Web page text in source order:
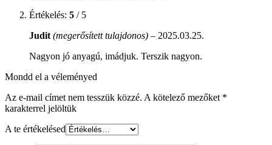
Értékelés: 5 / 5
Judit (megerősített tulajdonos) – 2025.03.25.
Nagyon jó anyagú, imádjuk. Terszik nagyon.
Mondd el a véleményed
Az e-mail címet nem tesszük közzé. A kötelező mezőket *
karakterrel jelöltük
A te értékelésed